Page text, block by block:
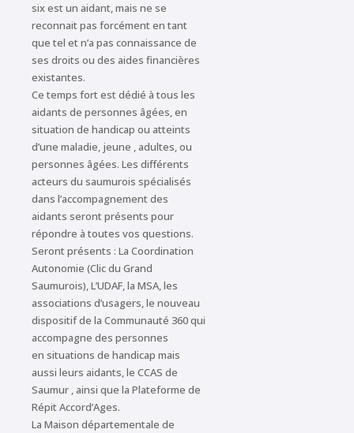
six est un aidant, mais ne se
reconnait pas forcément en tant
que tel et n’a pas connaissance de
ses droits ou des aides financières
existantes.
Ce temps fort est dédié à tous les
aidants de personnes âgées, en
situation de handicap ou atteints
d’une maladie, jeune , adultes, ou
personnes âgées. Les différents
acteurs du saumurois spécialisés
dans l’accompagnement des
aidants seront présents pour
répondre à toutes vos questions.
Seront présents : La Coordination
Autonomie (Clic du Grand
Saumurois), L’UDAF, la MSA, les
associations d’usagers, le nouveau
dispositif de la Communauté 360 qui
accompagne des personnes
en situations de handicap mais
aussi leurs aidants, le CCAS de
Saumur , ainsi que la Plateforme de
Répit Accord’Ages.
La Maison départementale de